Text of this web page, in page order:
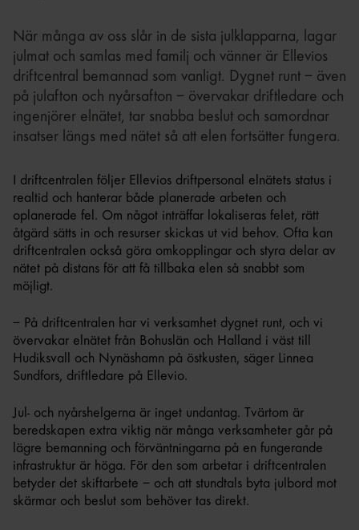
När många av oss slår in de sista julklapparna, lagar
julmat och samlas med familj och vänner är Ellevios
driftcentral bemannad som vanligt. Dygnet runt – även
på julafton och nyårsafton – övervakar driftledare och
ingenjörer elnätet, tar snabba beslut och samordnar
insatser längs med nätet så att elen fortsätter fungera.
I driftcentralen följer Ellevios driftpersonal elnätets status i
realtid och hanterar både planerade arbeten och
oplanerade fel. Om något inträffar lokaliseras felet, rätt
åtgärd sätts in och resurser skickas ut vid behov. Ofta kan
driftcentralen också göra omkopplingar och styra delar av
nätet på distans för att få tillbaka elen så snabbt som
möjligt.
– På driftcentralen har vi verksamhet dygnet runt, och vi
övervakar elnätet från Bohuslän och Halland i väst till
Hudiksvall och Nynäshamn på östkusten, säger Linnea
Sundfors, driftledare på Ellevio.
Jul- och nyårshelgerna är inget undantag. Tvärtom är
beredskapen extra viktig när många verksamheter går på
lägre bemanning och förväntningarna på en fungerande
infrastruktur är höga. För den som arbetar i driftcentralen
betyder det skiftarbete – och att stundtals byta julbord mot
skärmar och beslut som behöver tas direkt.